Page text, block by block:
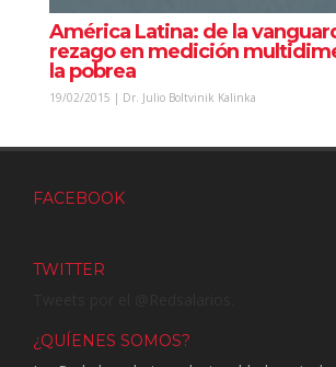
América Latina: de la
rezago en medición
la pobrea
19/02/2015 | Dr. Julio Boltvinik Kalinka
FACEBOOK
TWITTER
¿QUÍENES SOMOS?